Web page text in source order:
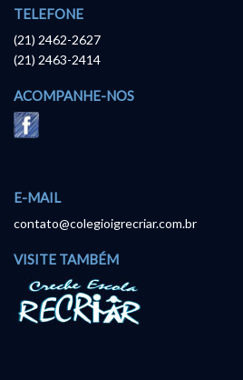
TELEFONE
(21) 2462-2627
(21) 2463-2414
ACOMPANHE-NOS
E-MAIL
contato@colegioigrecriar.com.br
VISITE TAMBÉM